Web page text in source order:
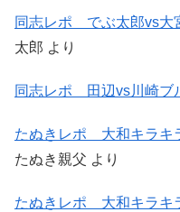
同志レポ でぶ太郎vs
太郎 より
同志レポ 田辺vs川崎
たぬきレポ 大和キラキ
たぬき親父 より
たぬきレポ 大和キラキ